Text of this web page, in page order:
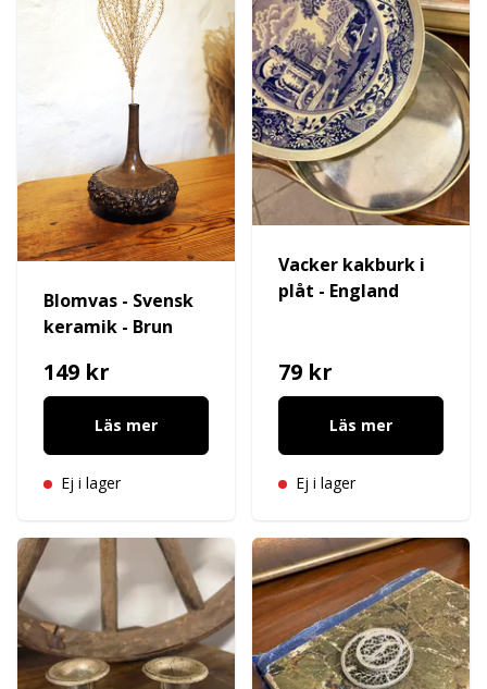
Blomvas - Svensk
keramik - Brun
149 kr
Läs mer
Ej i lager
Vacker kakburk i
plåt - England
79 kr
Läs mer
Ej i lager